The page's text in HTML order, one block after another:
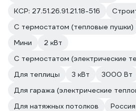
КСР: 27.51.26.91.21.18-516
С термостатом (тепловые пушки)
Мини
2 кВт
С термостатом (электрические
Для теплицы
3 кВт
3000 Вт
Для гаража (электрические
Для натяжных потолков
Россия